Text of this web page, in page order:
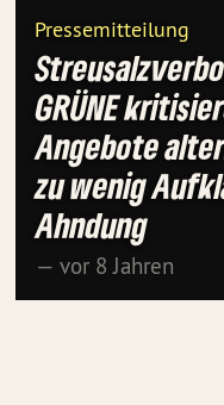
Pressemitteilung
GRÜNE
Angebote
zu wenig
Ahndung
— vor 8 Jahren